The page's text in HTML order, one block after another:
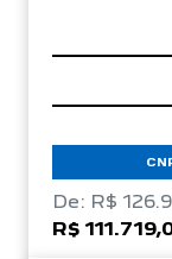
De: R$
R$